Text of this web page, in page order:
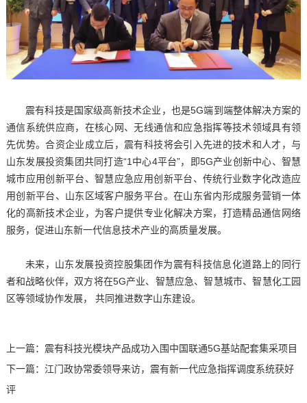
震有科技是国家级高新技术企业，也是5G端到端整体解决方案的
通信系统供应商，在核心网、无线通信和应急指挥等技术领域具有领
先优势。合资企业成立后，震有科技将会引入先进的技术和人才，与
山东发展投资集团共同打造“1中心4平台”，即5G产业创新中心、智慧
城市应用创新平台、智慧应急应用创新平台、传统行业数字化改造应
用创新平台、山东区域客户服务平台。在山东省内形成服务营销一体
化的高新技术企业，为客户提供专业化解决方案，打造精品通信网络
服务，促进山东新一代信息技术产业的高质量发展。
未来，山东发展投资控股集团作为震有科技信息化道路上的同行
者和战略伙伴，双方将在5G产业、智慧应急、智慧城市、智慧化工园
区等领域协作发展， 共同推进数字山东建设。
上一篇： 震有科技光模块产品成功入围中国联通5G基站配套集采项目
下一篇： 江门政协常委领导来访，震有新一代应急指挥调度系统获好
评